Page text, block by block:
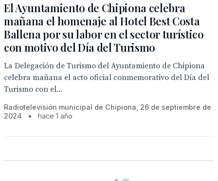
El Ayuntamiento de Chipiona celebra
mañana el homenaje al Hotel Best Costa
Ballena por su labor en el sector turístico
con motivo del Día del Turismo
La Delegación de Turismo del Ayuntamiento de Chipiona
celebra mañana el acto oficial conmemorativo del Día del
Turismo con el...
Radiotelevisión municipal de Chipiona, 26 de septiembre de
2024
• hace 1 año